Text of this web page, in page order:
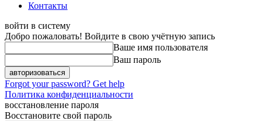
Контакты
войти в систему
Добро пожаловать! Войдите в свою учётную запись
Ваше имя пользователя
Ваш пароль
Forgot your password? Get help
Политика конфиденциальности
восстановление пароля
Восстановите свой пароль